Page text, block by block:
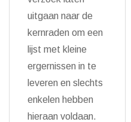
uitgaan naar de
kernraden om een
lijst met kleine
ergernissen in te
leveren en slechts
enkelen hebben
hieraan voldaan.